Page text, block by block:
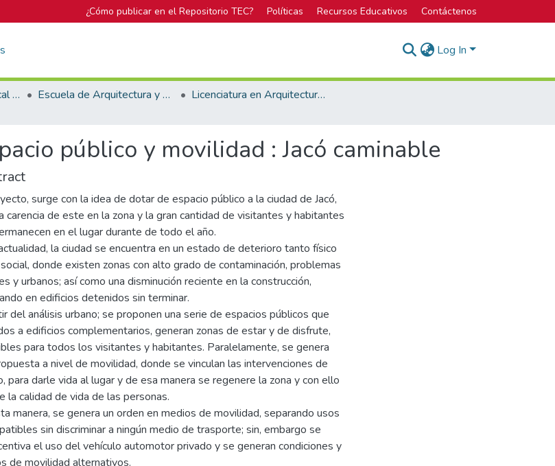
¿Cómo publicar en el Repositorio TEC? Políticas Recursos Educativos Contáctenos
Log In
Campus Tecnológico Local San José Escuela de Arquitectura y Urbanismo
Licenciatura en Arquitectura y Urbanismo
público y movilidad : Jacó caminable
surge con la idea de dotar de espacio público a la ciudad de Jacó,
carencia de este en la zona y la gran cantidad de visitantes y habitantes
en el lugar durante de todo el año.
la ciudad se encuentra en un estado de deterioro tanto físico
donde existen zonas con alto grado de contaminación, problemas
y urbanos; así como una disminución reciente en la construcción,
en edificios detenidos sin terminar.
del análisis urbano; se proponen una serie de espacios públicos que
a edificios complementarios, generan zonas de estar y de disfrute,
para todos los visitantes y habitantes. Paralelamente, se genera
a nivel de movilidad, donde se vinculan las intervenciones de
para darle vida al lugar y de esa manera se regenere la zona y con ello
la calidad de vida de las personas.
manera, se genera un orden en medios de movilidad, separando usos
sin discriminar a ningún medio de trasporte; sin, embargo se
el uso del vehículo automotor privado y se generan condiciones y
de movilidad alternativos.